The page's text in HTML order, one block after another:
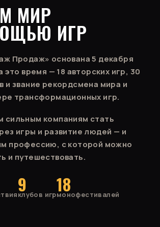
МИР
ИГР
Продаж» основана 5 декабря
это время — 18 авторских игр, 30
и звание рекордсмена мира и
трансформационных игр.
сильным компаниям стать
игры и развитие людей — и
профессию, с которой можно
и путешествовать.
9
клубов игр18
монофестивалей